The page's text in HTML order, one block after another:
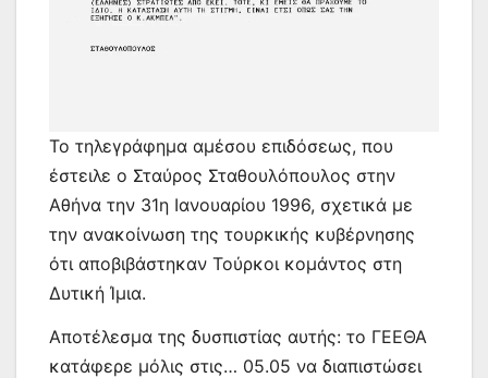
Το τηλεγράφημα αμέσου επιδόσεως, που
έστειλε ο Σταύρος Σταθουλόπουλος στην
Αθήνα την 31η Ιανουαρίου 1996, σχετικά με
την ανακοίνωση της τουρκικής κυβέρνησης
ότι αποβιβάστηκαν Τούρκοι κομάντος στη
Δυτική Ίμια.
Αποτέλεσμα της δυσπιστίας αυτής: το ΓΕΕΘΑ
κατάφερε μόλις στις… 05.05 να διαπιστώσει